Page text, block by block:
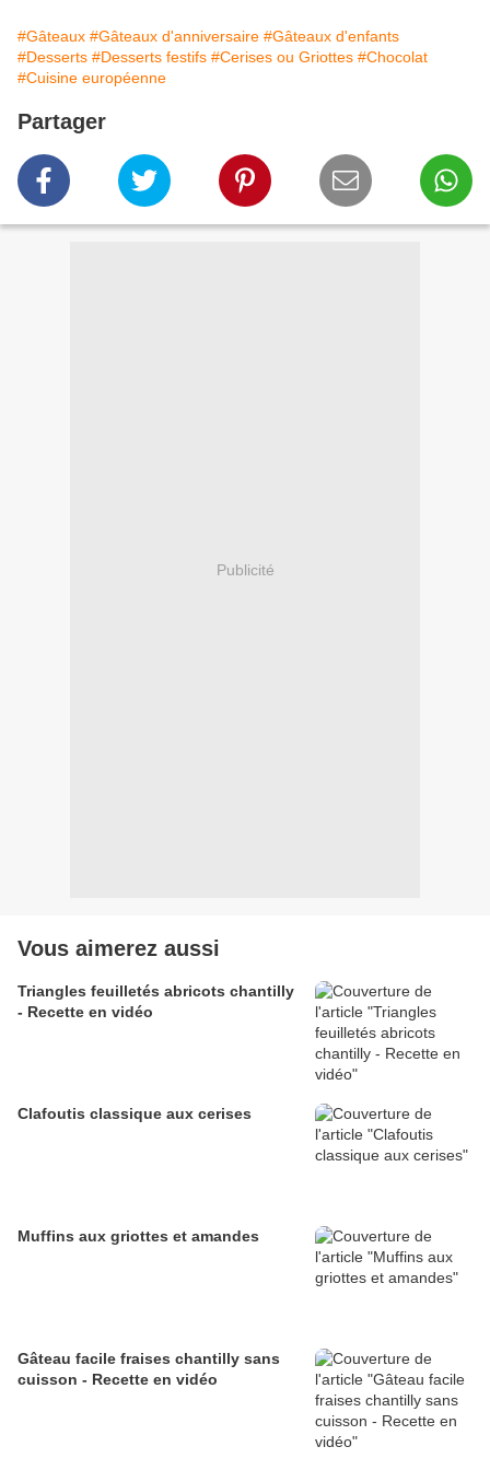
#Gâteaux #Gâteaux d'anniversaire #Gâteaux d'enfants
#Desserts #Desserts festifs #Cerises ou Griottes #Chocolat
#Cuisine européenne
Partager
Publicité
Vous aimerez aussi
Triangles feuilletés abricots chantilly
- Recette en vidéo
Clafoutis classique aux cerises
Muffins aux griottes et amandes
Gâteau facile fraises chantilly sans
cuisson - Recette en vidéo